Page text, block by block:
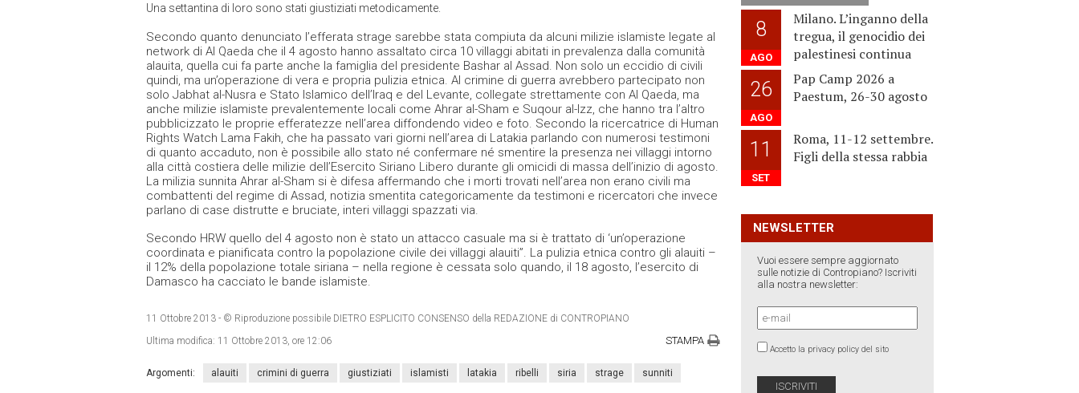
Una settantina di loro sono stati giustiziati metodicamente.
Secondo quanto denunciato l’efferata strage sarebbe stata compiuta da alcuni milizie islamiste legate al
network di Al Qaeda che il 4 agosto hanno assaltato circa 10 villaggi abitati in prevalenza dalla comunità
alauita, quella cui fa parte anche la famiglia del presidente Bashar al Assad. Non solo un eccidio di civili
quindi, ma un’operazione di vera e propria pulizia etnica. Al crimine di guerra avrebbero partecipato non
solo Jabhat al-Nusra e Stato Islamico dell’Iraq e del Levante, collegate strettamente con Al Qaeda, ma
anche milizie islamiste prevalentemente locali come Ahrar al-Sham e Suqour al-Izz, che hanno tra l’altro
pubblicizzato le proprie efferatezze nell’area diffondendo video e foto. Secondo la ricercatrice di Human
Rights Watch Lama Fakih, che ha passato vari giorni nell’area di Latakia parlando con numerosi testimoni
di quanto accaduto, non è possibile allo stato né confermare né smentire la presenza nei villaggi intorno
alla città costiera delle milizie dell’Esercito Siriano Libero durante gli omicidi di massa dell’inizio di agosto.
La milizia sunnita Ahrar al-Sham si è difesa affermando che i morti trovati nell’area non erano civili ma
combattenti del regime di Assad, notizia smentita categoricamente da testimoni e ricercatori che invece
parlano di case distrutte e bruciate, interi villaggi spazzati via.
Secondo HRW quello del 4 agosto non è stato un attacco casuale ma si è trattato di ‘un’operazione
coordinata e pianificata contro la popolazione civile dei villaggi alauiti”. La pulizia etnica contro gli alauiti –
il 12% della popolazione totale siriana – nella regione è cessata solo quando, il 18 agosto, l’esercito di
Damasco ha cacciato le bande islamiste.
11 Ottobre 2013 - © Riproduzione possibile DIETRO ESPLICITO CONSENSO della REDAZIONE di CONTROPIANO
Ultima modifica: 11 Ottobre 2013, ore 12:06 STAMPA
Argomenti: alauiti crimini di guerra giustiziati islamisti latakia ribelli siria strage sunniti
8
AGO
Milano. L’inganno della
tregua, il genocidio dei
palestinesi continua
26
AGO
Pap Camp 2026 a
Paestum, 26-30 agosto
11
SET
Roma, 11-12 settembre.
Figli della stessa rabbia
NEWSLETTER
Vuoi essere sempre aggiornato
sulle notizie di Contropiano? Iscriviti
alla nostra newsletter:
Accetto la privacy policy del sito